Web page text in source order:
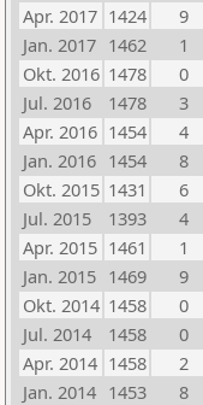
Apr. 2017 1424 9
Jan. 2017 1462 1
Okt. 2016 1478 0
Jul. 2016
1478 3
Apr. 2016 1454 4
Jan. 2016 1454 8
Okt. 2015 1431 6
Jul. 2015
1393 4
Apr. 2015 1461 1
Jan. 2015 1469 9
Okt. 2014 1458 0
Jul. 2014
1458 0
Apr. 2014 1458 2
Jan. 2014 1453 8